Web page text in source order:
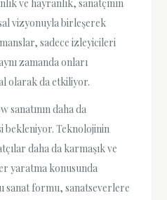
ve hayranlık, sanatçının
vizyonuyla birleşerek
sadece izleyicileri
zamanda onları
olarak da etkiliyor.
sanatının daha da
bekleniyor. Teknolojinin
daha da karmaşık ve
yaratma konusunda
sanat formu, sanatseverlere